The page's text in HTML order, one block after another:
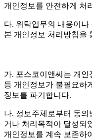
개인정보를 안전하게 처
다. 위탁업무의 내용이나
본 개인정보 처리방침을
가. 포스코이앤씨는 개
등 개인정보가 불필요하
정보를 파기합니다.
나. 정보주체로부터 동
거나 처리목적이 달성되
개인정보를 계속 보존하